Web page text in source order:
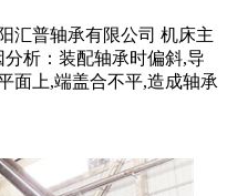
汇普轴承有限公司 机床主
分析：装配轴承时偏斜,导
面上,端盖合不平,造成轴承